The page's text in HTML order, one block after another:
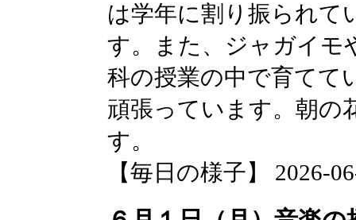
は学年に割り振られて
す。また、ジャガイモ
科の授業の中で育てて
頑張っています。朝の
す。
【毎日の様子】 2026-